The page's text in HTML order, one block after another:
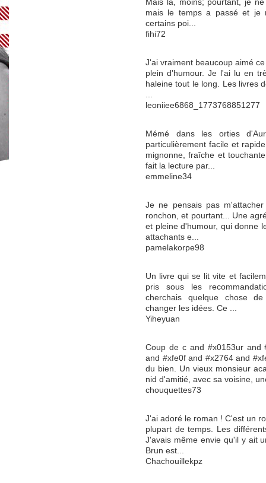
Mais là, moins; pourtant, je
mais le temps a passé et je
certains poi...
fihi72
J'ai vraiment beaucoup aimé
plein d'humour. Je l'ai lu en
haleine tout le long. Les livres
...
leoniiee6868_1773768851277
Mémé dans les orties
particulièrement facile et
mignonne, fraîche et
fait la lecture par...
emmeline34
Je ne pensais pas
ronchon, et pourtant... Une
et pleine d'humour, qui donne
attachants e...
pamelakorpe98
Un livre qui se lit vite et
pris sous les
cherchais quelque chose
changer les idées. Ce ...
Yiheyuan
Coup de c and #x0153ur and
and #xfe0f and #x2764 and
du bien. Un vieux monsieur
nid d'amitié, avec sa voisine,
chouquettes73
J'ai adoré le roman ! C'est un
plupart de temps. Les
J'avais même envie qu'il y ait
Brun est...
Chachouillekpz